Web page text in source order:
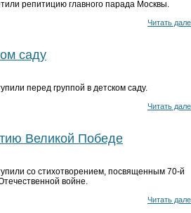
репитицию главного парада Москвы.
Читать
саду
перед группой в детском саду.
Читать
Великой Победе
со стихотворением, посвященным 70-й
войне.
Читать